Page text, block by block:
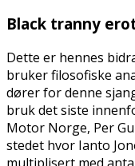
Black tranny
Dette er hennes
bruker filosofiske
dører for denne
bruk det siste
Motor Norge, Per
stedet hvor Ianto
multiplisert med